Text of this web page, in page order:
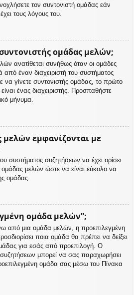
τον συντονιστή ομάδας εάν
τους λόγους του.
ομάδας μελών;
ανατίθεται συνήθως όταν οι ομάδες
από έναν διαχειριστή του συστήματος
να γίνετε συντονιστής ομάδας, το πρώτο
ένας διαχειριστής. Προσπαθήστε
μήνυμα.
μελών εμφανίζονται με
συστήματος συζητήσεων να έχει ορίσει
μελών ώστε να είναι εύκολο να
ομάδας.
ομάδα μελών”;
από μια ομάδα μελών, η προεπιλεγμένη
ποια ομάδα θα πρέπει να δείξει
για εσάς από προεπιλογή. Ο
συζητήσεων μπορεί να σας παραχωρήσει
ομάδα σας μέσω του Πίνακα